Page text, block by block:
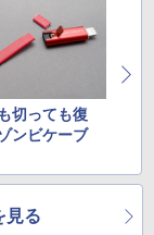
切っても復
ンビケーブ
見る